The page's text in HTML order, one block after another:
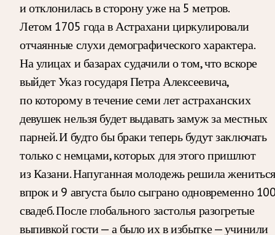
и отклонилась в сторону уже на 5 метров.
Летом 1705 года в Астрахани циркулировали
отчаянные слухи демографического характера.
На улицах и базарах судачили о том, что вскоре
выйдет Указ государя Петра Алексеевича,
по которому в течение семи лет астраханских
девушек нельзя будет выдавать замуж за местных
парней. И будто бы браки теперь будут заключать
только с немцами, которых для этого пришлют
из Казани. Напуганная молодежь решила жениться
впрок и 9 августа было сыграно одновременно
свадеб. После глобального застолья разогретые
выпивкой гости — а было их в избытке — учинили